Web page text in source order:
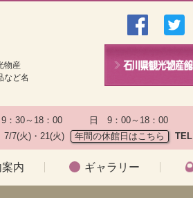
物産
など名
9：30～18：00　　　日　9：00～18：00
7/7(火)・21(火) 年間の休館日はこちら TEL
内 ギャラリー